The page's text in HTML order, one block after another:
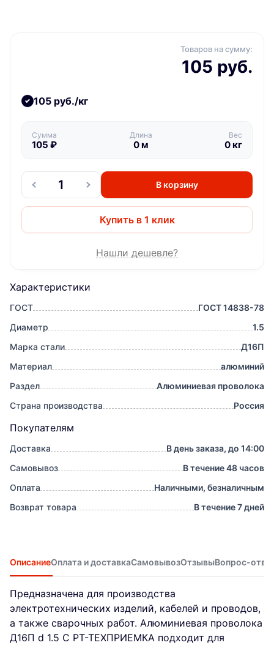
Характеристики
ГОСТ
ГОСТ 14838-78
Диаметр
1.5
Марка стали
Д16П
Материал
алюминий
Раздел
Алюминиевая проволока
Страна производства
Россия
Покупателям
Доставка
В день заказа, до 14:00
Самовывоз
В течение 48 часов
Оплата
Наличными, безналичным
Возврат товара
В течение 7 дней
Товаров на сумму:
105 руб.
105 руб./кг
Сумма
105 ₽
Длина
0м
Вес
0кг
В корзину
Купить в 1 клик
Нашли дешевле?
ОписаниеОплата и доставкаСамовывозОтзывыВопрос-
Предназначена для производства
электротехнических изделий, кабелей и проводов,
а также сварочных работ. Алюминиевая проволока
Д16П d 1.5 С РТ-ТЕХПРИЕМКА подходит для